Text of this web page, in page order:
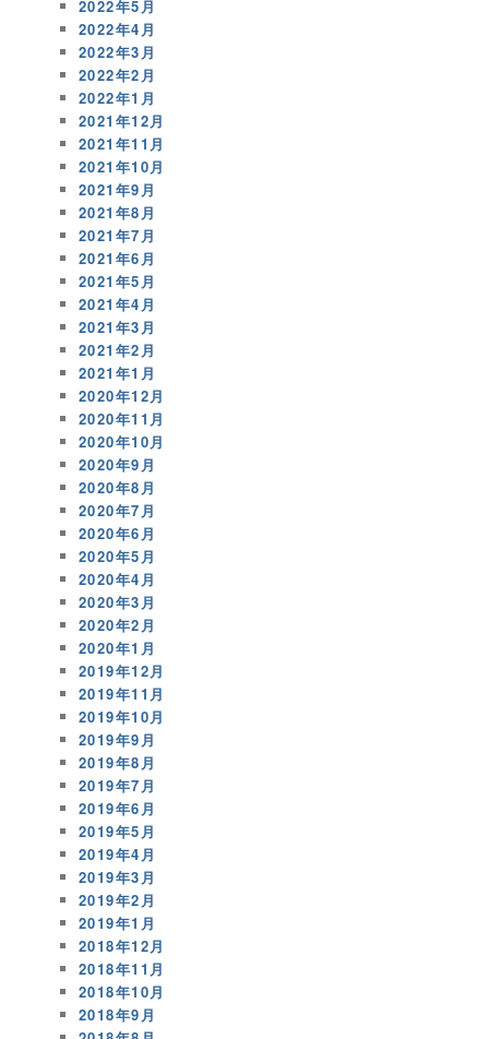
2022年5月
2022年4月
2022年3月
2022年2月
2022年1月
2021年12月
2021年11月
2021年10月
2021年9月
2021年8月
2021年7月
2021年6月
2021年5月
2021年4月
2021年3月
2021年2月
2021年1月
2020年12月
2020年11月
2020年10月
2020年9月
2020年8月
2020年7月
2020年6月
2020年5月
2020年4月
2020年3月
2020年2月
2020年1月
2019年12月
2019年11月
2019年10月
2019年9月
2019年8月
2019年7月
2019年6月
2019年5月
2019年4月
2019年3月
2019年2月
2019年1月
2018年12月
2018年11月
2018年10月
2018年9月